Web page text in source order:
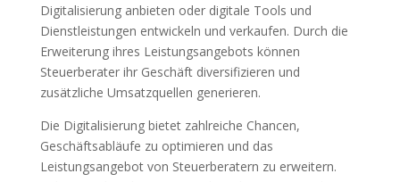
Digitalisierung anbieten oder digitale Tools und
Dienstleistungen entwickeln und verkaufen. Durch die
Erweiterung ihres Leistungsangebots können
Steuerberater ihr Geschäft diversifizieren und
zusätzliche Umsatzquellen generieren.
Die Digitalisierung bietet zahlreiche Chancen,
Geschäftsabläufe zu optimieren und das
Leistungsangebot von Steuerberatern zu erweitern.